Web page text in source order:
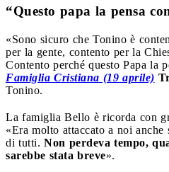
“Questo papa la pensa
«Sono sicuro che Tonino è
per la gente, contento per la
Contento perché questo Papa la
Famiglia Cristiana (19 aprile)
Tonino.
La famiglia Bello è ricorda con
«Era molto attaccato a noi anche
di tutti. Non perdeva tempo,
sarebbe stata breve».